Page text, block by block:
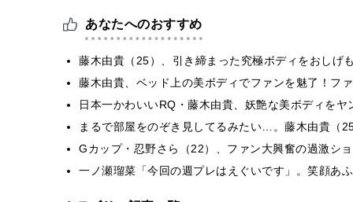
あなたへのおすすめ
藤木由貴（25）、引き締まった究極ボディをおしげ
藤木由貴、ベッド上の美ボディでファンを魅了！フ
日本一かわいいRQ・藤木由貴、妖艶な美ボディをヤ
まるで部屋をのぞき見してるみたい…。藤木由貴（
Gカップ・忍野さら（22）、ファン大興奮の過激シ
一ノ瀬瑠菜「今回の週プレはえぐいです」。笑顔あ